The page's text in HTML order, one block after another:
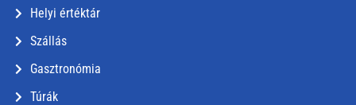
Helyi értéktár
Szállás
Gasztronómia
Túrák